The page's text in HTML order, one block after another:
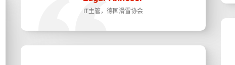
IT主管，德国滑雪协会